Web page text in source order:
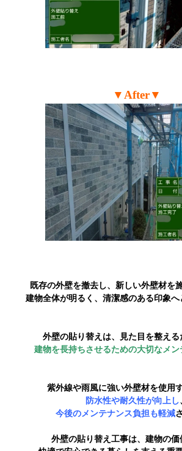
▼After▼
既存の外壁を撤去し、新しい外壁材を
建物全体が明るく、清潔感のある印象へ
外壁の貼り替えは、見た目を整える
建物を長持ちさせるための大切なメン
紫外線や雨風に強い外壁材を使用
防水性や耐久性が向上し
今後のメンテナンス負担も軽減
外壁の貼り替え工事は、建物の価